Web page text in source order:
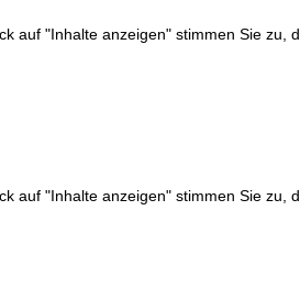
auf "Inhalte anzeigen" stimmen Sie zu,
auf "Inhalte anzeigen" stimmen Sie zu,